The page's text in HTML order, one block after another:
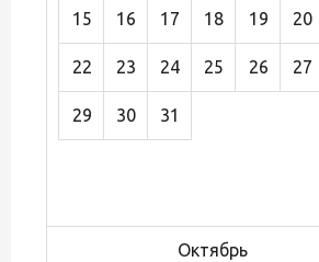
15 16 17 18 19 20
22 23 24 25 26 27
29 30 31
Октябрь